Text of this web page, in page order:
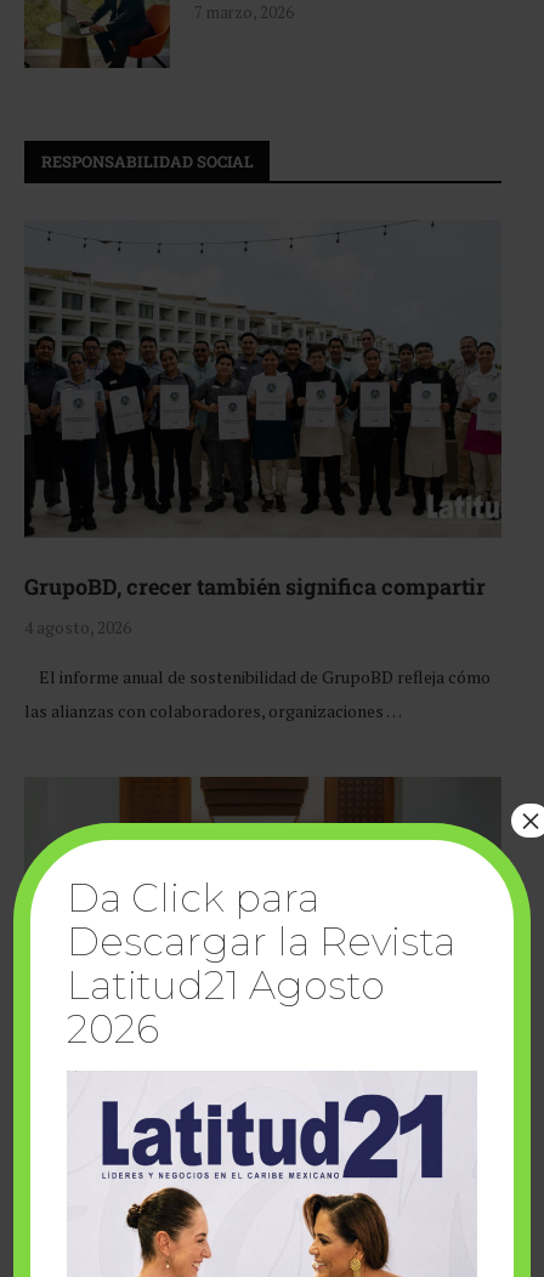
7 marzo, 2026
RESPONSABILIDAD SOCIAL
GrupoBD, crecer también significa compartir
4 agosto, 2026
El informe anual de sostenibilidad de GrupoBD refleja cómo
las alianzas con colaboradores, organizaciones …
Cuando la solidaridad inspira; cumplen
sueños Fairmont Mayakoba y Make-A-Wish
Da Click para
Descargar la Revista
Latitud21 Agosto
2026
×